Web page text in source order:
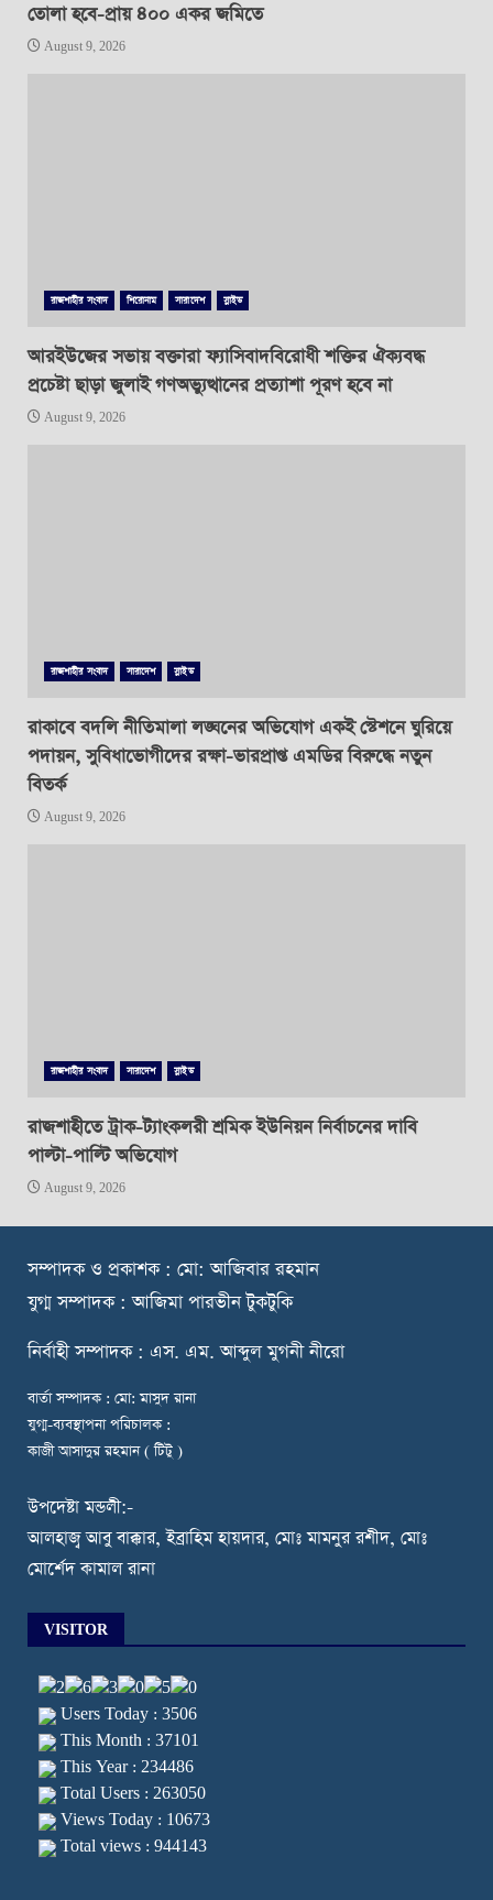
তোলা হবে-প্রায় ৪০০ একর জমিতে
August 9, 2026
রাজশাহীর সংবাদ শিরোনাম সারাদেশ স্লাইড
আরইউজের সভায় বক্তারা ফ্যাসিবাদবিরোধী শক্তির ঐক্যবদ্ধ
প্রচেষ্টা ছাড়া জুলাই গণঅভ্যুত্থানের প্রত্যাশা পূরণ হবে না
August 9, 2026
রাজশাহীর সংবাদ সারাদেশ স্লাইড
রাকাবে বদলি নীতিমালা লঙ্ঘনের অভিযোগ একই স্টেশনে ঘুরিয়ে
পদায়ন, সুবিধাভোগীদের রক্ষা-ভারপ্রাপ্ত এমডির বিরুদ্ধে নতুন
বিতর্ক
August 9, 2026
রাজশাহীর সংবাদ সারাদেশ স্লাইড
রাজশাহীতে ট্রাক-ট্যাংকলরী শ্রমিক ইউনিয়ন নির্বাচনের দাবি
পাল্টা-পাল্টি অভিযোগ
August 9, 2026
সম্পাদক ও প্রকাশক : মো: আজিবার রহমান
যুগ্ম সম্পাদক : আজিমা পারভীন টুকটুকি
নির্বাহী সম্পাদক : এস. এম. আব্দুল মুগনী নীরো
বার্তা সম্পাদক : মো: মাসুদ রানা
যুগ্ম-ব্যবস্থাপনা পরিচালক :
কাজী আসাদুর রহমান ( টিটু )
উপদেষ্টা মন্ডলী:-
আলহাজ্ব আবু বাক্কার, ইব্রাহিম হায়দার, মোঃ মামনুর রশীদ, মোঃ
মোর্শেদ কামাল রানা
VISITOR
Users Today : 3506
This Month : 37101
This Year : 234486
Total Users : 263050
Views Today : 10673
Total views : 944143